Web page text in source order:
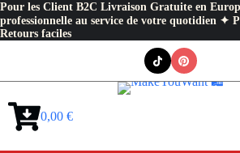
Pour les Client B2C Livraison Gratuite en
professionnelle au service de votre quotidien ✦
Retours faciles
Panier0,00 €